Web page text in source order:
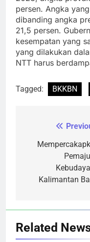
persen. Angka
dibanding angka
21,5 persen.
kesempatan yang
yang dilakukan
NTT harus
Tagged: BKKBN
Navigasi
pos
Kalimantan
Related